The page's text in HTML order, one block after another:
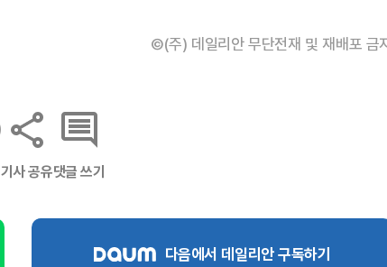
©(주) 데일리안 무단전재 및 재배포 금
기사 공유댓글 쓰기
다음에서 데일리안 구독하기